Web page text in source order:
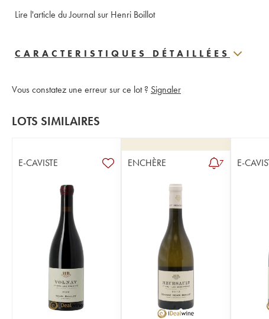
Lire l'article du Journal sur Henri Boillot
CARACTERISTIQUES DÉTAILLÉES
Vous constatez une erreur sur ce lot ? Signaler
LOTS SIMILAIRES
E-CAVISTE ENCHÈRE 7 E-